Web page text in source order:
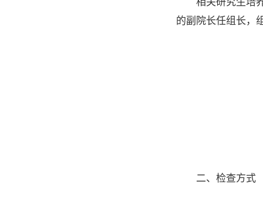
的副院长任组长，
二、检查方式